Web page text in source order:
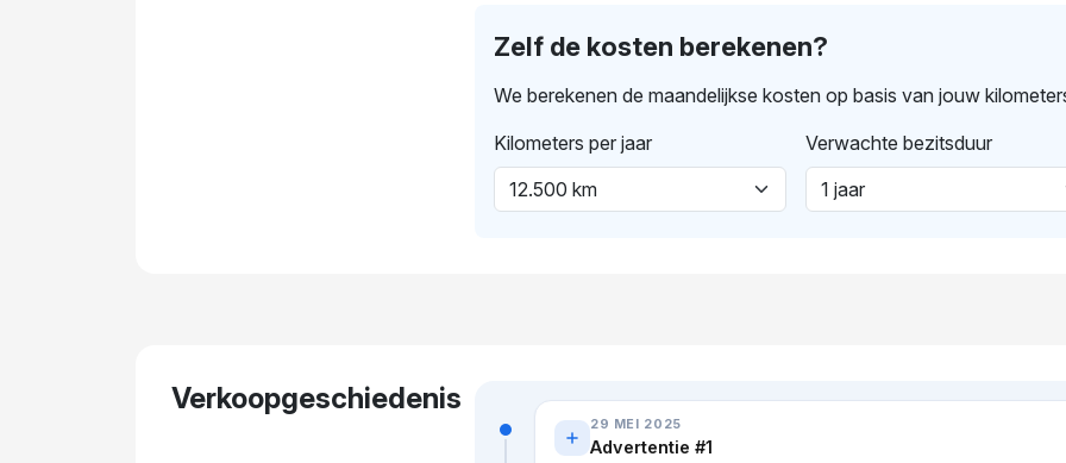
Zelf de kosten berekenen?
We berekenen de maandelijkse kosten op basis van jouw
Kilometers per jaar
Verwachte bezitsduur
Verkoopgeschiedenis
29 MEI 2025
Advertentie #1